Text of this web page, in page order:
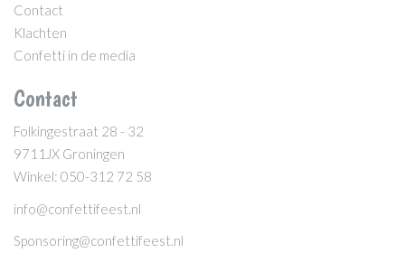
Contact
Klachten
Confetti in de media
Contact
Folkingestraat 28 - 32
9711JX Groningen
Winkel: 050-312 72 58
info@confettifeest.nl
Sponsoring@confettifeest.nl